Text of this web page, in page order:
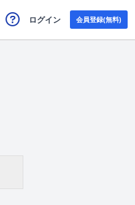
ログイン 会員登録(無料)